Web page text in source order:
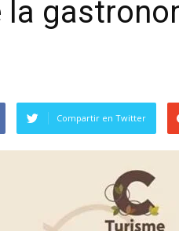
la
Compartir en Twitter